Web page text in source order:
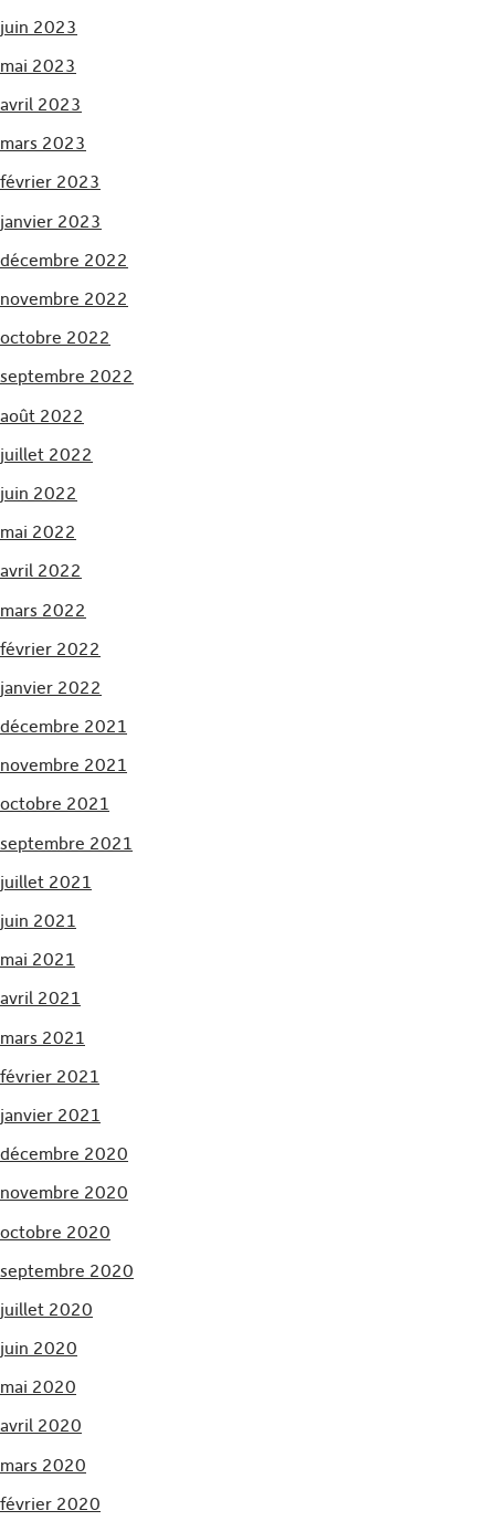
juin 2023
mai 2023
avril 2023
mars 2023
février 2023
janvier 2023
décembre 2022
novembre 2022
octobre 2022
septembre 2022
août 2022
juillet 2022
juin 2022
mai 2022
avril 2022
mars 2022
février 2022
janvier 2022
décembre 2021
novembre 2021
octobre 2021
septembre 2021
juillet 2021
juin 2021
mai 2021
avril 2021
mars 2021
février 2021
janvier 2021
décembre 2020
novembre 2020
octobre 2020
septembre 2020
juillet 2020
juin 2020
mai 2020
avril 2020
mars 2020
février 2020